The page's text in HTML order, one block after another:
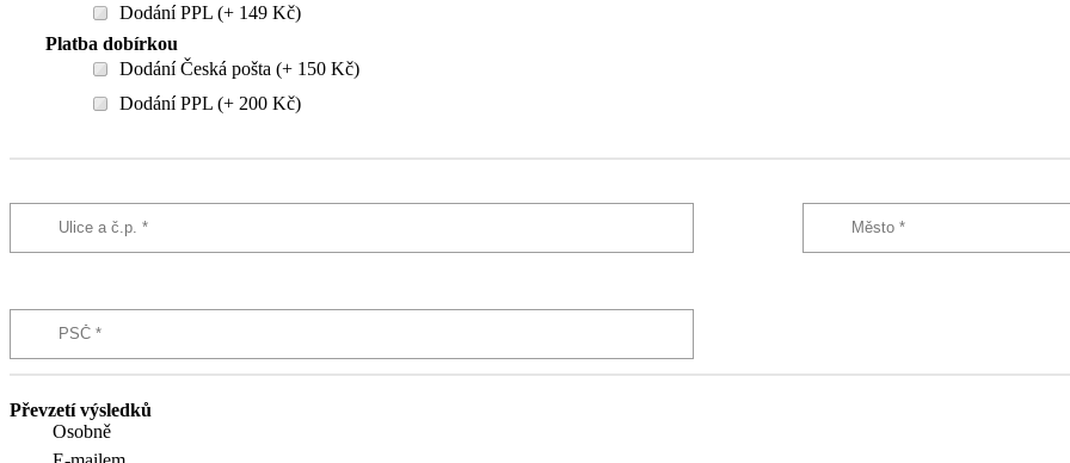
Dodání PPL (+ 149 Kč)
Platba dobírkou
Dodání Česká pošta (+ 150 Kč)
Dodání PPL (+ 200 Kč)
Převzetí výsledků
Osobně